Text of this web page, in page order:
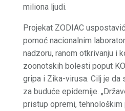
miliona ljudi.
Projekat ZODIAC
pomoć nacionalnim
nadzoru, ranom otkrivanju i
zoonotskih bolesti poput
gripa i Zika-virusa. Cilj je
za buduće epidemije.
pristup opremi,